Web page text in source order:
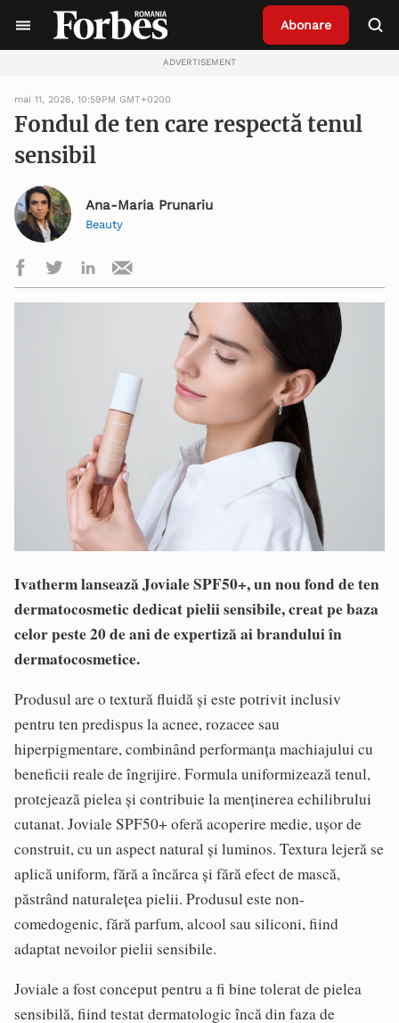
Abonare
ADVERTISEMENT
mai 11, 2026, 10:59PM GMT+0200
Fondul de ten care respectă tenul
sensibil
Ana-Maria Prunariu
Beauty
Ivatherm lansează Joviale SPF50+, un nou fond de ten
dermatocosmetic dedicat pielii sensibile, creat pe baza
celor peste 20 de ani de expertiză ai brandului în
dermatocosmetice.
Produsul are o textură fluidă și este potrivit inclusiv
pentru ten predispus la acnee, rozacee sau
hiperpigmentare, combinând performanța machiajului cu
beneficii reale de îngrijire. Formula uniformizează tenul,
protejează pielea și contribuie la menținerea echilibrului
cutanat. Joviale SPF50+ oferă acoperire medie, ușor de
construit, cu un aspect natural și luminos. Textura lejeră se
aplică uniform, fără a încărca și fără efect de mască,
păstrând naturalețea pielii. Produsul este non-
comedogenic, fără parfum, alcool sau siliconi, fiind
adaptat nevoilor pielii sensibile.
Joviale a fost conceput pentru a fi bine tolerat de pielea
sensibilă, fiind testat dermatologic încă din faza de